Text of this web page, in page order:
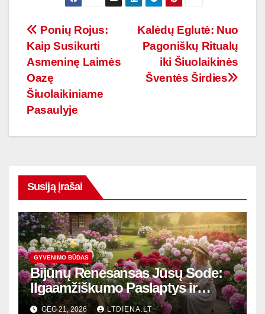
Navigacija
tarp
įrašų
Kalėdų Eglutė: Nuo
Pagoniškų Ritualų
iki Šiuolaikinės
Šventės Širdies
Ponių Rojus:
Kaip Susikurti
Asmeninę Laimės
Oazę
Šiuolaikiniame
Pasaulyje
Susiją įrašai
GYVENIMO BŪDAS
Bijūnų Renesansas Jūsų Sode:
Ilgaamžiškumo Paslaptys ir
Žydėjimo Magija
GEG 21, 2026 LTDIENA.LT